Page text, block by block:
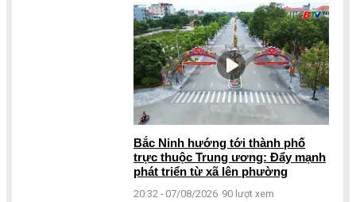
Bắc Ninh hướng tới thành phố
trực thuộc Trung ương: Đẩy mạnh
phát triển từ xã lên phường
20:32 - 07/08/2026 90 lượt xem